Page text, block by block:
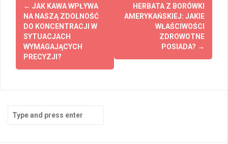
navigation
← JAK KAWA WPŁYWA
NA NASZĄ ZDOLNOŚĆ
DO KONCENTRACJI W
SYTUACJACH
WYMAGAJĄCYCH
PRECYZJI?
HERBATA Z BORÓWKI
AMERYKAŃSKIEJ: JAKIE
WŁAŚCIWOŚCI
ZDROWOTNE
POSIADA? →
for: